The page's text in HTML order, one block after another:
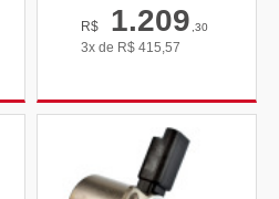
R$ 1.209,30
3x de R$ 415,57